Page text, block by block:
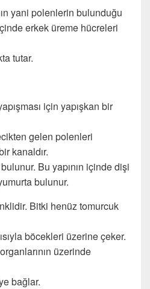
yani polenlerin bulunduğu
erkek üreme hücreleri
tutar.
için yapışkan bir
gelen polenleri
kanaldır.
Bu yapının içinde dişi
bulunur.
Bitki henüz tomurcuk
böcekleri üzerine çeker.
üzerinde
bağlar.